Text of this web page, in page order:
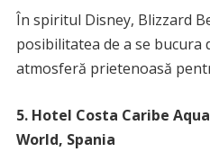
În spiritul Disney, Blizzard
posibilitatea de a se bucura
atmosferă prietenoasă
5. Hotel Costa Caribe
World, Spania